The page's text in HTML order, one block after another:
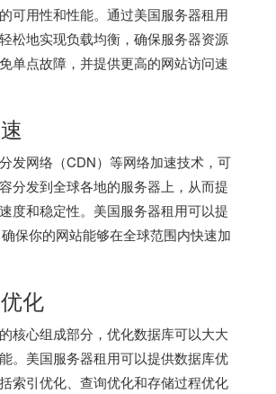
可用性和性能。通过美国服务器租用
松地实现负载均衡，确保服务器资源
单点故障，并提供更高的网站访问速
发网络（CDN）等网络加速技术，可
分发到全球各地的服务器上，从而提
度和稳定性。 美国服务器租用可以提
保你的网站能够在全球范围内快速加
化
核心组成部分，优化数据库可以大大
。美国服务器租用可以提供数据库优
索引优化、查询优化和存储过程优化